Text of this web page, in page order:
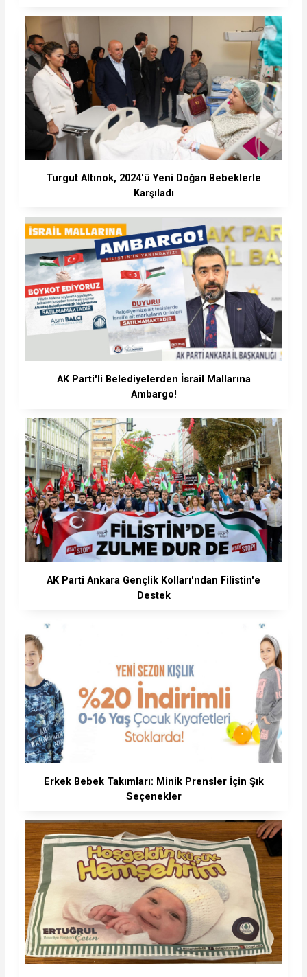
Turgut Altınok, 2024'ü Yeni Doğan Bebeklerle
Karşıladı
AK Parti'li Belediyelerden İsrail Mallarına
Ambargo!
AK Parti Ankara Gençlik Kolları'ndan Filistin'e
Destek
Erkek Bebek Takımları: Minik Prensler İçin Şık
Seçenekler